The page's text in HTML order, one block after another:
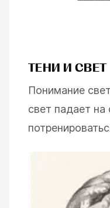
ТЕНИ И СВЕТ
Понимание
свет падает